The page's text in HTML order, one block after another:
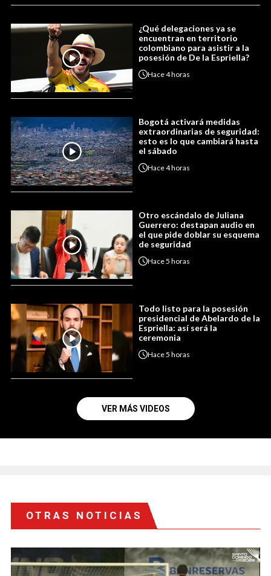
¿Qué delegaciones ya se
encuentran en territorio
colombiano para asistir a la
posesión de De la Espriella?
Hace4 horas
Bogotá activará medidas
extraordinarias de seguridad:
esto es lo que cambiará hasta
el sábado
Hace4 horas
Otro escándalo de Juliana
Guerrero: destapan audio en
el que pide doblar su esquema
de seguridad
Hace5 horas
Todo listo para la posesión
presidencial de Abelardo de la
Espriella: así será la
ceremonia
Hace5 horas
VER MÁS VIDEOS
OTRAS NOTICIAS